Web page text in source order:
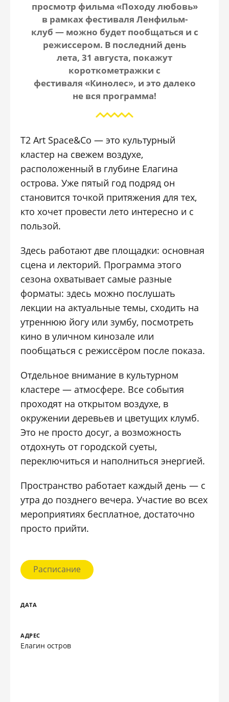
просмотр фильма «Походу любовь»
в рамках фестиваля Ленфильм-
клуб — можно будет пообщаться и с
режиссером. В последний день
лета, 31 августа, покажут
короткометражки с
фестиваля «Кинолес», и это далеко
не вся программа!
T2 Art Space&Co — это культурный
кластер на свежем воздухе,
расположенный в глубине Елагина
острова. Уже пятый год подряд он
становится точкой притяжения для тех,
кто хочет провести лето интересно и с
пользой.
Здесь работают две площадки: основная
сцена и лекторий. Программа этого
сезона охватывает самые разные
форматы: здесь можно послушать
лекции на актуальные темы, сходить на
утреннюю йогу или зумбу, посмотреть
кино в уличном кинозале или
пообщаться с режиссёром после показа.
Отдельное внимание в культурном
кластере — атмосфере. Все события
проходят на открытом воздухе, в
окружении деревьев и цветущих клумб.
Это не просто досуг, а возможность
отдохнуть от городской суеты,
переключиться и наполниться энергией.
Пространство работает каждый день — с
утра до позднего вечера. Участие во всех
мероприятиях бесплатное, достаточно
просто прийти.
Расписание
ДАТА
АДРЕС
Елагин остров